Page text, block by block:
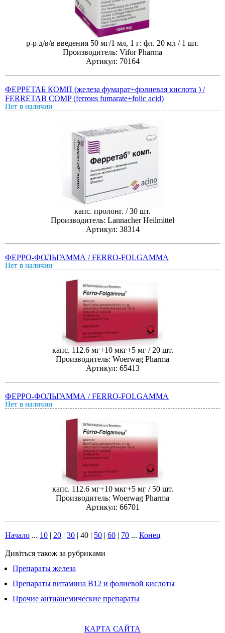
р-р д/в/в введения 50 мг/1 мл, 1 г: фл. 20 мл / 1 шт.
Производитель: Vifor Pharma
Артикул: 70164
ФЕРРЕТАБ КОМП (железа фумарат+фолиевая кислота ) /
FERRETAB COMP (ferrous fumarate+folic acid)
Нет в наличии
капс. пролонг. / 30 шт.
Производитель: Lannacher Heilmittel
Артикул: 38314
ФЕРРО-ФОЛЬГАММА / FERRO-FOLGAMMA
Нет в наличии
капс. 112.6 мг+10 мкг+5 мг / 20 шт.
Производитель: Woerwag Pharma
Артикул: 65413
ФЕРРО-ФОЛЬГАММА / FERRO-FOLGAMMA
Нет в наличии
капс. 112.6 мг+10 мкг+5 мг / 50 шт.
Производитель: Woerwag Pharma
Артикул: 66701
Начало ... 10 | 20 | 30 | 40 | 50 | 60 | 70 ... Конец
Дивіться також за рубриками
Препараты железа
Препараты витамина В12 и фолиевой кислоты
Прочие антианемические препараты
КАРТА САЙТА